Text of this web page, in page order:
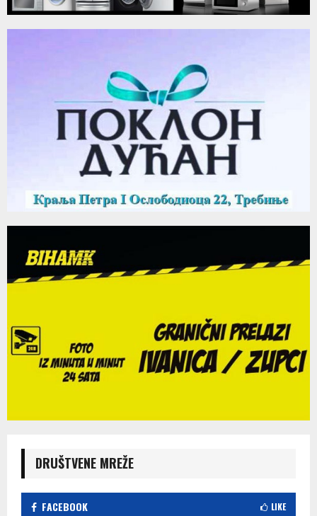
DRUŠTVENE MREŽE
FACEBOOK LIKE